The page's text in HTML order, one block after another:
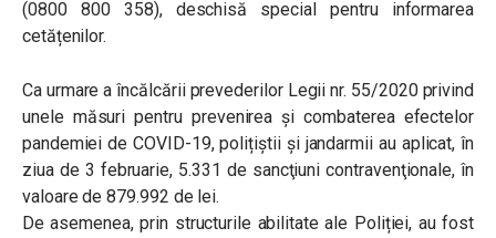
(0800 800 358), deschisă special pentru informarea
cetățenilor.
Ca urmare a încălcării prevederilor Legii nr. 55/2020 privind
unele măsuri pentru prevenirea și combaterea efectelor
pandemiei de COVID-19, polițiștii și jandarmii au aplicat, în
ziua de 3 februarie, 5.331 de sancţiuni contravenţionale, în
valoare de 879.992 de lei.
De asemenea, prin structurile abilitate ale Poliției, au fost